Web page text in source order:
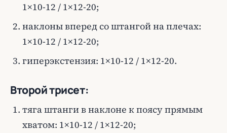
1×10-12 / 1×12-20;
наклоны вперед со штангой на плечах:
1×10-12 / 1×12-20;
гиперэкстензия: 1×10-12 / 1×12-20.
Второй трисет:
тяга штанги в наклоне к поясу прямым
хватом: 1×10-12 / 1×12-20;